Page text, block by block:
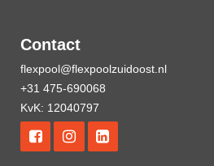
Contact
flexpool@flexpoolzuidoost.nl
+31 475-690068
KvK: 12040797